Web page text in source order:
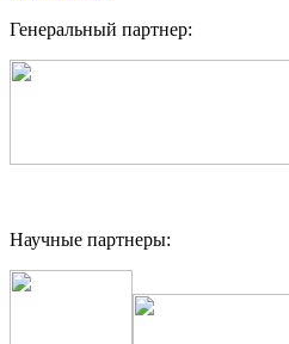
Генеральный партнер:
Научные партнеры: